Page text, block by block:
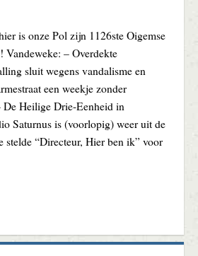
is onze Pol zijn 1126ste Oigemse
Vandeweke: – Overdekte
sluit wegens vandalisme en
een weekje zonder
De Heilige Drie-Eenheid in
Saturnus is (voorlopig) weer uit de
stelde “Directeur, Hier ben ik” voor